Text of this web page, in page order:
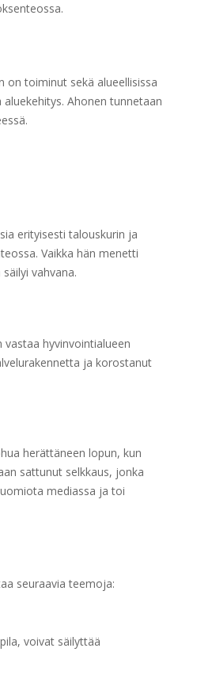
on toiminut sekä alueellisissa
Ahonen tunnetaan
erityisesti talouskurin ja
Vaikka hän menetti
vahvana.
hyvinvointialueen
ja korostanut
herättäneen lopun, kun
sattunut selkkaus, jonka
mediassa ja toi
seuraavia teemoja:
voivat säilyttää